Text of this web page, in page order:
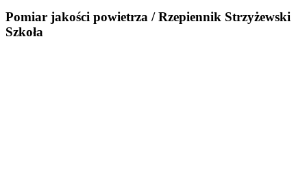
Pomiar jakości powietrza / Rzepiennik Strzyżewski
Szkoła